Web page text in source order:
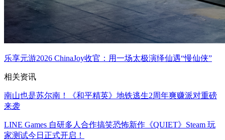
乐享元游2026 ChinaJoy收官：用一场太极演绎仙遇“慢仙侠”
相关资讯
南山也是苏尔南！《和平精英》地铁逃生2周年爽赚派对重磅
来袭
LINE Games 自研多人合作搞笑恐怖新作《QUIET》Steam 玩
家测试今日正式开启！